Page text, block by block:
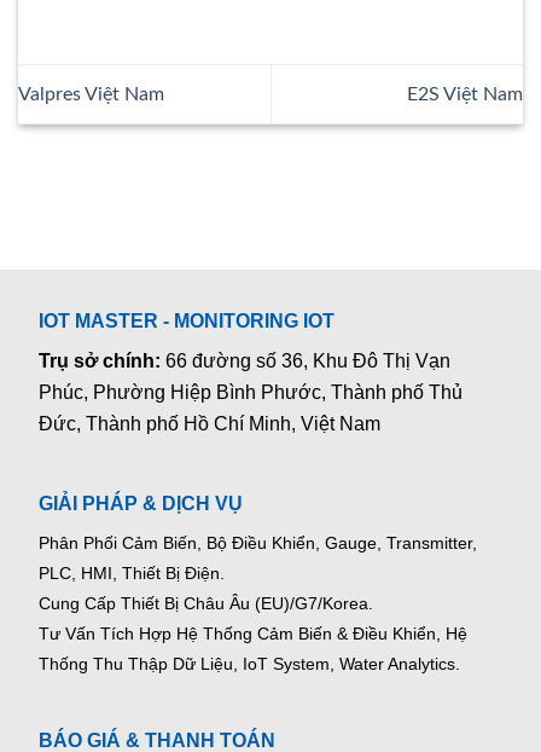
Valpres Việt Nam E2S Việt Nam
IOT MASTER - MONITORING IOT
Trụ sở chính:66 đường số 36, Khu Đô Thị Vạn
Phúc, Phường Hiệp Bình Phước, Thành phố Thủ
Đức, Thành phố Hồ Chí Minh, Việt Nam
GIẢI PHÁP & DỊCH VỤ
Phân Phối Cảm Biến, Bộ Điều Khiển, Gauge, Transmitter,
PLC, HMI, Thiết Bị Điện.
Cung Cấp Thiết Bị Châu Âu (EU)/G7/Korea.
Tư Vấn Tích Hợp Hệ Thống Cảm Biến & Điều Khiển, Hệ
Thống Thu Thập Dữ Liệu, IoT System, Water Analytics.
BÁO GIÁ & THANH TOÁN